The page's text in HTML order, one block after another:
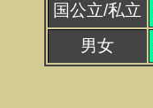
国公立/私立
男女